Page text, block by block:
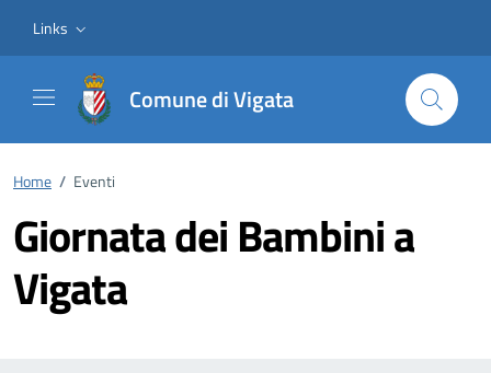
Links
Comune di Vigata
Home / Eventi
Giornata dei Bambini a
Vigata